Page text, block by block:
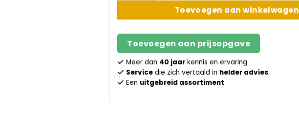
Toevoegen aan winkelwagen
Toevoegen aan prijsopgave
Meer dan 40 jaar kennis en ervaring
Service die zich vertaald in helder advies
Een uitgebreid assortiment